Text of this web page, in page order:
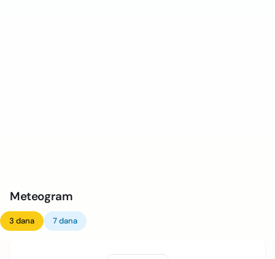
Meteogram
3 dana 7 dana